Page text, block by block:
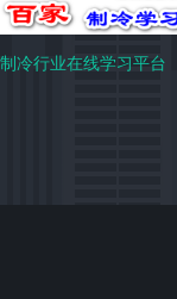
制冷行业在线学习平台